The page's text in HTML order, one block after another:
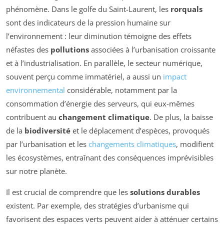
phénomène. Dans le golfe du Saint-Laurent, les rorquals
sont des indicateurs de la pression humaine sur
l’environnement : leur diminution témoigne des effets
néfastes des pollutions associées à l’urbanisation croissante
et à l’industrialisation. En parallèle, le secteur numérique,
souvent perçu comme immatériel, a aussi un impact
environnemental considérable, notamment par la
consommation d’énergie des serveurs, qui eux-mêmes
contribuent au changement climatique. De plus, la baisse
de la biodiversité et le déplacement d’espèces, provoqués
par l’urbanisation et les changements climatiques, modifient
les écosystèmes, entraînant des conséquences imprévisibles
sur notre planète.
Il est crucial de comprendre que les solutions durables
existent. Par exemple, des stratégies d’urbanisme qui
favorisent des espaces verts peuvent aider à atténuer certains